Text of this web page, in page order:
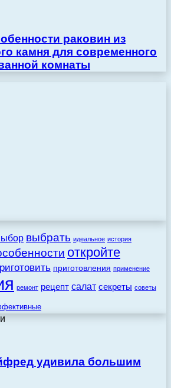
раковин из
камня для современного
комнаты
выбрать идеальное история
откройте
приготовления применение
ремонт рецепт салат секреты советы
удивила большим